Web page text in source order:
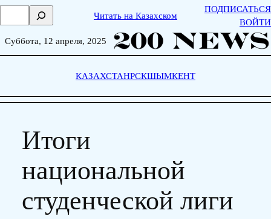
Skip
о
Читать на Казахском
ПОДПИСАТЬСЯ
ВОЙТИ
Суббота, 12 апреля, 2025
КАЗАХСТАНРСКШЫМКЕНТ
Итоги
национальной
студенческой лиги